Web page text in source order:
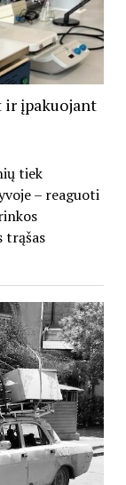
ir įpakuojant
tiek
– reaguoti
trąšas